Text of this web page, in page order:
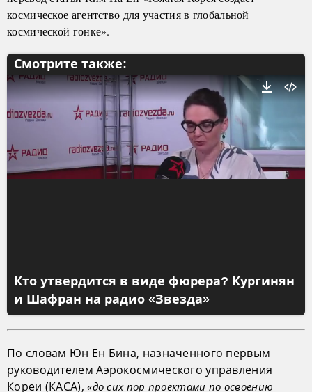
космическое агентство для участия в глобальной
космической гонке».
Смотрите также:
Кто утвердится в виде фюрера? Кургинян
и Шафран на радио «Звезда»
По словам Юн Ен Бина, назначенного первым
руководителем Аэрокосмического управления
Кореи (КАСА),«до сих пор проектами по освоению